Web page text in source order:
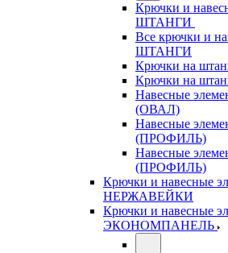
Крючки и
ШТАНГИ
Все крючки и
ШТАНГИ
Крючки на
Крючки на
Навесные
(ОВАЛ)
Навесные
(ПРОФИЛЬ)
Навесные
(ПРОФИЛЬ)
Крючки и навесные
НЕРЖАВЕЙКИ
Крючки и навесные
ЭКОНОМПАНЕЛЬ